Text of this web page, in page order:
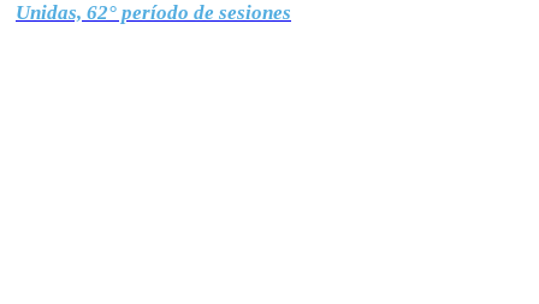
Unidas, 62° período de sesiones